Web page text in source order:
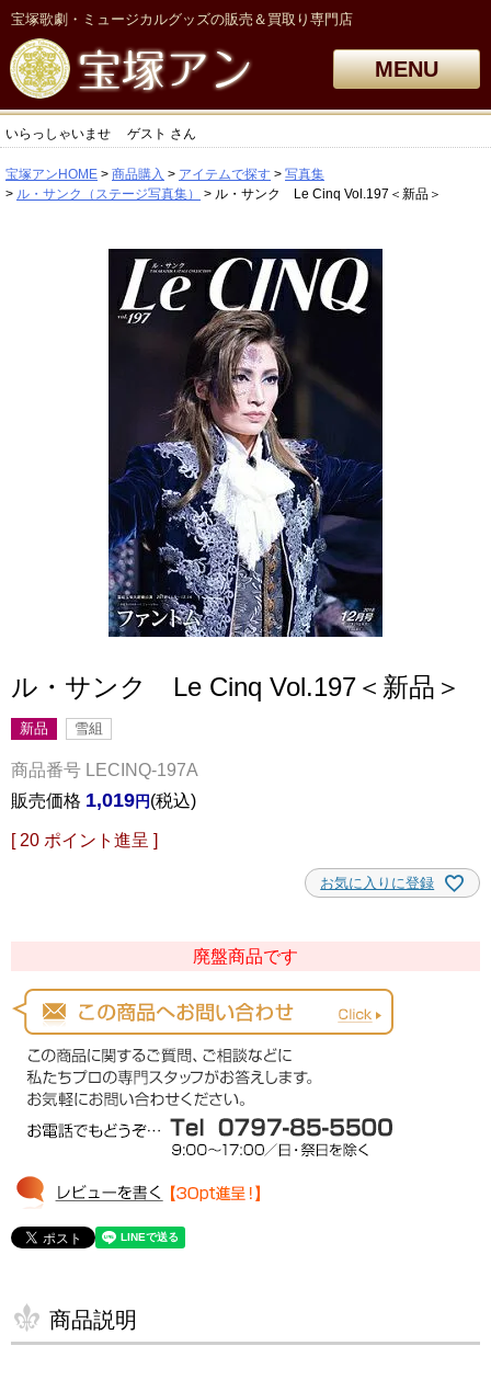
宝塚歌劇・ミュージカルグッズの販売＆買取り専門店
MENU
いらっしゃいませ ゲスト さん
宝塚アンHOME 商品購入 アイテムで探す
写真集
ル・サンク（ステージ写真集）
ル・サンク Le Cinq Vol.197＜新品＞
ル・サンク Le Cinq Vol.197＜新品＞
新品 雪組
商品番号 LECINQ-197A
販売価格 1,019 税込
[ 20 ポイント進呈 ]
お気に入りに登録
廃盤商品です
商品説明